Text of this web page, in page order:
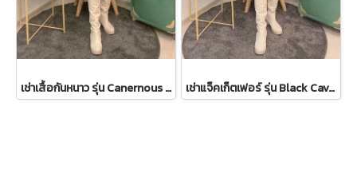
เช่าเสื้อกันหนาว รุ่น Canernous Black Single Breasted Coat 2109GCT1630FABK1 เช่าแจ็คเก็ตเฟอร์ รุ่น Black Cavernous Fur Jacket 2111GCF1779FABK1